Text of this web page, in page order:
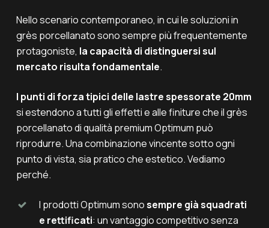
Nello scenario contemporaneo, in cui le soluzioni in
grès porcellanato sono sempre più frequentemente
protagoniste, la capacità di distinguersi sul
mercato risulta fondamentale.
I punti di forza tipici delle lastre spessorate 20mm
si estendono a tutti gli effetti e alle finiture che il grès
porcellanato di qualità premium Optimum può
riprodurre. Una combinazione vincente sotto ogni
punto di vista, sia pratico che estetico. Vediamo
perché.
I prodotti Optimum sonosempre già squadrati
e rettificati: un vantaggio competitivo senza